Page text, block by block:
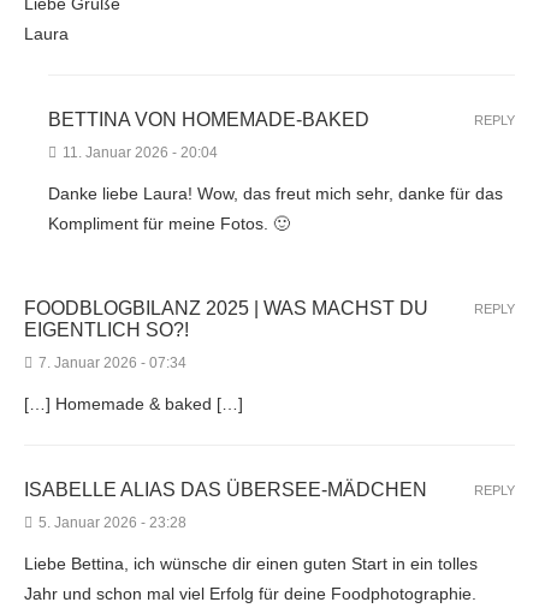
Laura
BETTINA VON HOMEMADE-BAKED
11. Januar 2026 - 20:04
Danke liebe Laura! Wow, das freut mich sehr, danke für das
Kompliment für meine Fotos. 🙂
REPLY
FOODBLOGBILANZ 2025 | WAS MACHST DU
EIGENTLICH SO?!
7. Januar 2026 - 07:34
[…] Homemade & baked […]
REPLY
ISABELLE ALIAS DAS ÜBERSEE-MÄDCHEN
5. Januar 2026 - 23:28
Liebe Bettina, ich wünsche dir einen guten Start in ein tolles
Jahr und schon mal viel Erfolg für deine Foodphotographie.
REPLY